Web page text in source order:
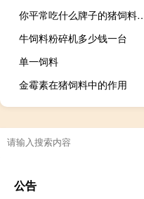
你平常吃什么牌
牛饲料粉碎机多少钱一台
单一饲料
金霉素在猪饲料中的作用
公告